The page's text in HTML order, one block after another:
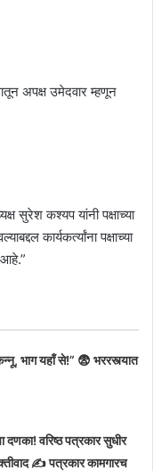
अपक्ष उमेदवार म्हणून
सुरेश कश्यप यांनी पक्षाच्या
कार्यकर्त्यांना पक्षाच्या
आहे.”
भाग यहाँ से!” 😨 भररस्त्यात
दणका! वरिष्ठ पत्रकार सुधीर
✍️ पत्रकार कामगारच